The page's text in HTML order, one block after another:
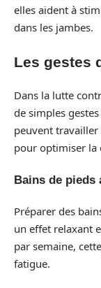
elles aident à
dans les jambes.
Les gestes
Dans la lutte
de simples
peuvent travailler
pour optimiser la
Bains de pieds
Préparer des
un effet relaxant
par semaine,
fatigue.